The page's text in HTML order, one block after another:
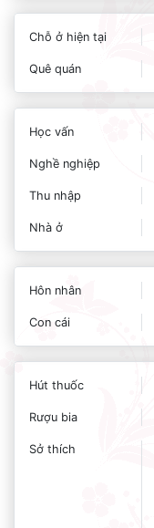
Chỗ ở hiện tại
Quê quán
Học vấn
Nghề nghiệp
Thu nhập
Nhà ở
Hôn nhân
Con cái
Hút thuốc
Rượu bia
Sở thích